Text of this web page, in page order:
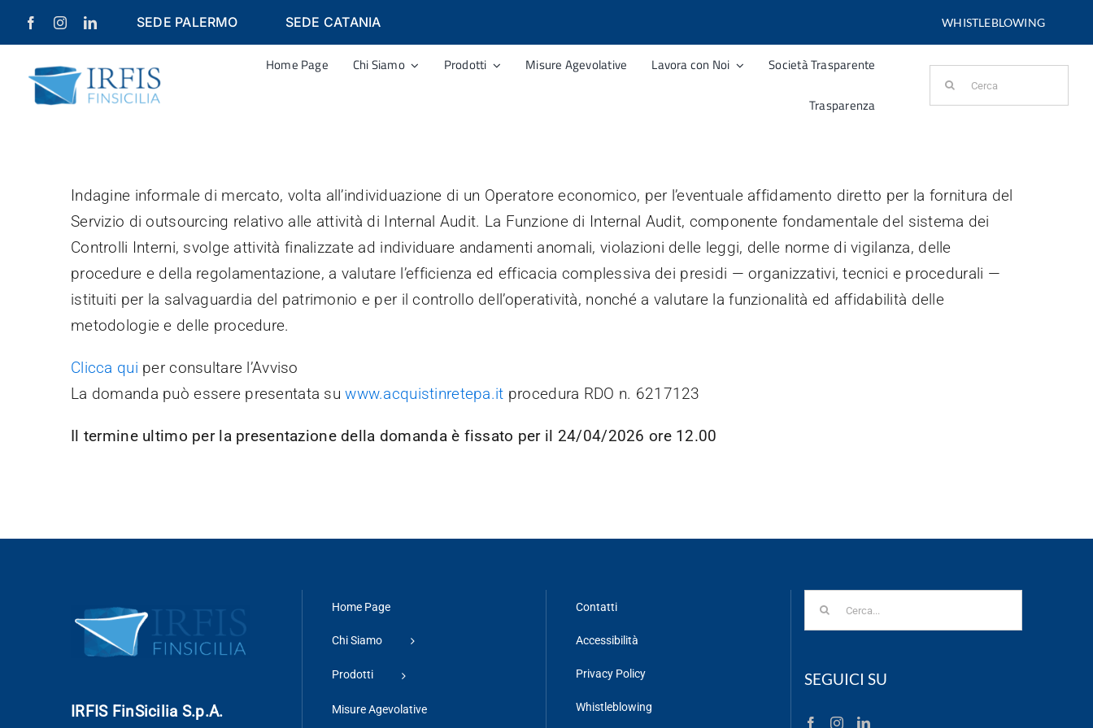
Salta
contenuto
SEDE PALERMO SEDE CATANIA WHISTLEBLOWING
Home Page Chi Siamo Prodotti Misure Agevolative Lavora con Noi Società Trasparente
Trasparenza
Cerca
per:
Indagine informale di mercato, volta all’individuazione di un Operatore economico, per l’eventuale affidamento diretto per la fornitura del
Servizio di outsourcing relativo alle attività di Internal Audit. La Funzione di Internal Audit, componente fondamentale del sistema dei
Controlli Interni, svolge attività finalizzate ad individuare andamenti anomali, violazioni delle leggi, delle norme di vigilanza, delle
procedure e della regolamentazione, a valutare l’efficienza ed efficacia complessiva dei presidi — organizzativi, tecnici e procedurali —
istituiti per la salvaguardia del patrimonio e per il controllo dell’operatività, nonché a valutare la funzionalità ed affidabilità delle
metodologie e delle procedure.
Clicca qui per consultare l’Avviso
La domanda può essere presentata suwww.acquistinretepa.it procedura RDO n. 6217123
Il termine ultimo per la presentazione della domanda è fissato per il 24/04/2026 ore 12.00
IRFIS FinSicilia S.p.A.
Home Page
Chi Siamo
Prodotti
Misure Agevolative
Contatti
Accessibilità
Privacy Policy
Whistleblowing
Cerca
per:
SEGUICI SU